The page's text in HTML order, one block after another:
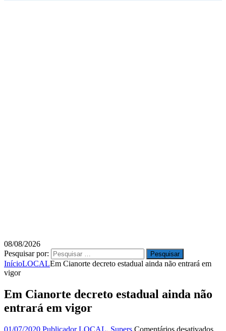
08/08/2026
Pesquisar por:
InícioLOCALEm Cianorte decreto estadual ainda não entrará em
vigor
Em Cianorte decreto estadual ainda não
entrará em vigor
01/07/2020 Publicador LOCAL, Supers Comentários desativados